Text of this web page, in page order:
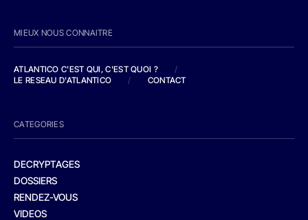
MIEUX NOUS CONNAITRE
ATLANTICO C'EST QUI, C'EST QUOI ?
/
LE RESEAU D'ATLANTICO
/ CONTACT
CATEGORIES
DECRYPTAGES
DOSSIERS
RENDEZ-VOUS
VIDEOS